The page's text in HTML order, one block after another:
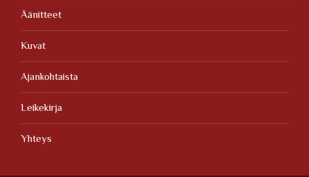
Äänitteet
Kuvat
Ajankohtaista
Leikekirja
Yhteys